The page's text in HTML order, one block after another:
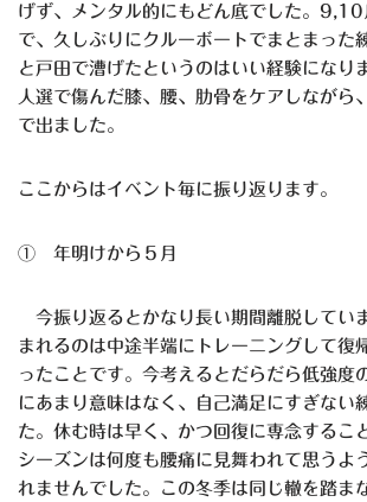
げず、メンタル的にもどん底でした。9,10
で、久しぶりにクルーボートでまとまった
と戸田で漕げたというのはいい経験になり
人選で傷んだ膝、腰、肋骨をケアしながら
で出ました。
ここからはイベント毎に振り返ります。
① 年明けから５月
今振り返るとかなり長い期間離脱してい
まれるのは中途半端にトレーニングして復
ったことです。今考えるとだらだら低強度
にあまり意味はなく、自己満足にすぎない
た。休む時は早く、かつ回復に専念するこ
シーズンは何度も腰痛に見舞われて思うよ
れませんでした。この冬季は同じ轍を踏ま